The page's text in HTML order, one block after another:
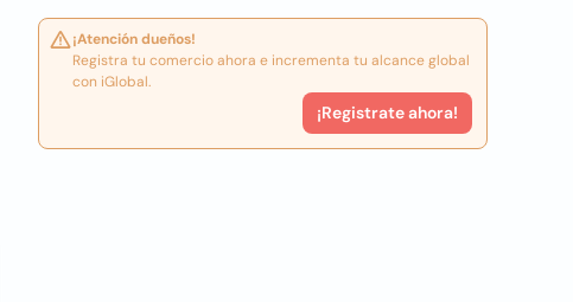
¡Atención dueños!
Registra tu comercio ahora e incrementa tu alcance global
con iGlobal.
¡Registrate ahora!